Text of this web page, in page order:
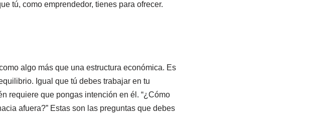
tú, como emprendedor, tienes para ofrecer.
algo más que una estructura económica. Es
Igual que tú debes trabajar en tu
requiere que pongas intención en él. “¿Cómo
afuera?” Estas son las preguntas que debes